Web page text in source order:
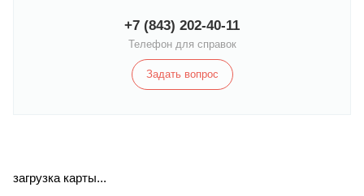
+7 (843) 202-40-11
Телефон для справок
Задать вопрос
загрузка карты...